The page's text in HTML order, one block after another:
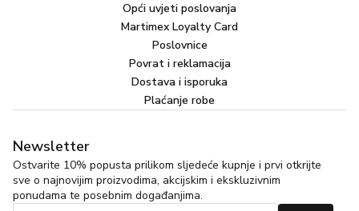
Opći uvjeti poslovanja
Martimex Loyalty Card
Poslovnice
Povrat i reklamacija
Dostava i isporuka
Plaćanje robe
Newsletter
Ostvarite 10% popusta prilikom sljedeće kupnje i prvi otkrijte
sve o najnovijim proizvodima, akcijskim i ekskluzivnim
ponudama te posebnim događanjima.